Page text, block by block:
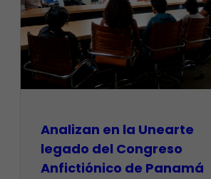
Analizan en la Unearte
legado del Congreso
Anfictiónico de Panamá